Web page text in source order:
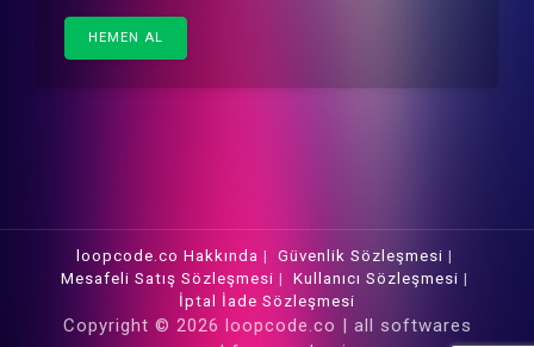
HEMEN AL
loopcode.co Hakkında | Güvenlik Sözleşmesi |
Mesafeli Satış Sözleşmesi | Kullanıcı Sözleşmesi |
İptal İade Sözleşmesi
Copyright © 2026 loopcode.co | all softwares